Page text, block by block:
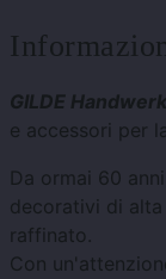
GILDE Handwerk
e accessori per
Da ormai 60
decorativi di
raffinato.
Con